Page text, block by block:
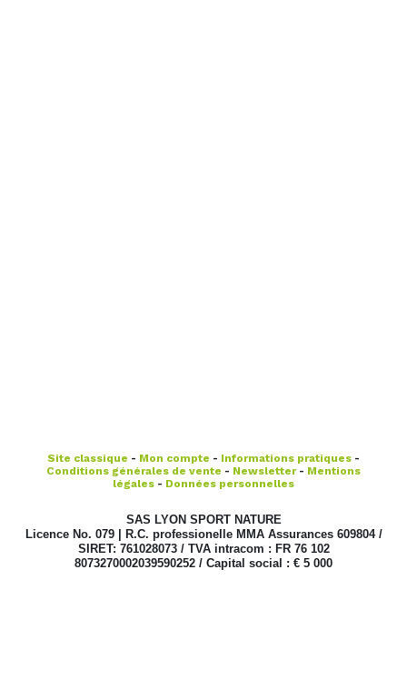
Site classique - Mon compte - Informations pratiques -
Conditions générales de vente - Newsletter- Mentions
légales - Données personnelles
SAS LYON SPORT NATURE
Licence No. 079 | R.C. professionelle MMA Assurances 609804 /
SIRET: 761028073 / TVA intracom : FR 76 102
8073270002039590252 / Capital social : € 5 000